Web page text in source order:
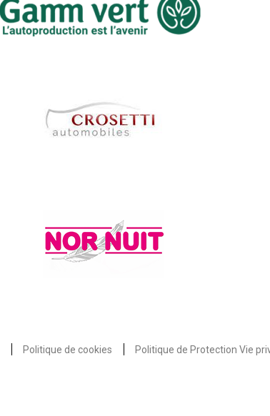
Politique de cookies Politique de Protection Vie